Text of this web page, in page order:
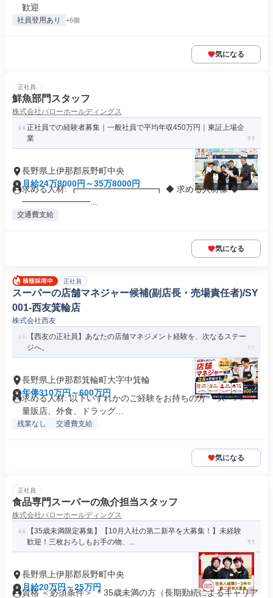
歓迎
社員登用あり +6個
気になる
正社員
鮮魚部門スタッフ
株式会社バローホールディングス
正社員での経験者募集｜一般社員で平均年収450万円｜東証上場企
業
長野県上伊那郡辰野町中央
月給24万8000円～35万8000円
求める人材: ┏━━━━━━━━━┓ ◆ 求める人材像 ◆ ┗━
━━━━━━━━...
交通費支給
気になる
正社員
スーパーの店舗マネジャー候補(副店長・売場責任者)/SY
001-西友箕輪店
株式会社西友
【西友の正社員】あなたの店舗マネジメント経験を、次なるステー
ジへ。
長野県上伊那郡箕輪町大字中箕輪
年俸310万円～600万円
求める人材: 以下いずれかのご経験をお持ちの方 ・スーパー、
量販店、外食、ドラッグ...
残業なし 交通費支給
気になる
正社員
食品専門スーパーの魚介担当スタッフ
株式会社バローホールディングス
【35歳未満限定募集】【10月入社の第二新卒を大募集！】未経験
歓迎！三枚おろしもお手の物、...
長野県上伊那郡辰野町中央
月給20万円～25万円
資格 ＜必須条件＞ ＊35歳未満の方（長期勤続によるキャリア